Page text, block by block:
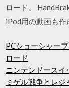
ロード。
iPod用の動画も作
PCショーシャー
ロード
ニンテンドースイ
ミゲル戦争とレ